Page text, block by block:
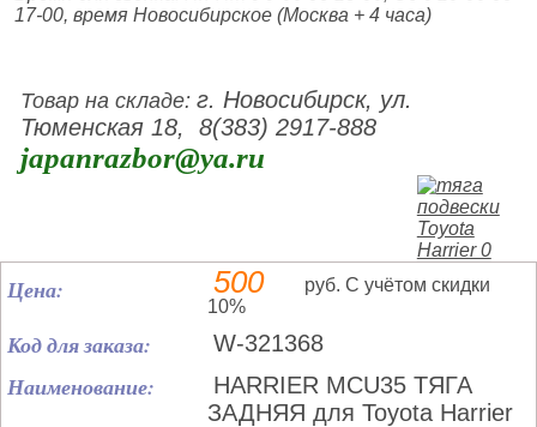
17-00, время Новосибирское (Москва + 4 часа)
Товар на складе:г. Новосибирск, ул.
Тюменская 18, 8(383) 2917-888
japanrazbor@ya.ru
Цена: 500
руб. С учётом скидки
10%
Код для заказа: W-321368
Наименование:
HARRIER MCU35 ТЯГА
ЗАДНЯЯ для Toyota Harrier